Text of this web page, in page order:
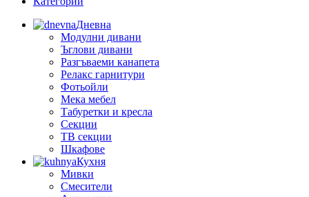
Дневна
Модулни дивани
Ъглови дивани
Разгъваеми канапета
Релакс гарнитури
Фотьойли
Мека мебел
Табуретки и кресла
Секции
ТВ секции
Шкафове
Кухня
Мивки
Смесители